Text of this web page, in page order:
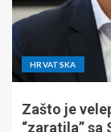
HRVATSKA
Zašto je
“zaratila”